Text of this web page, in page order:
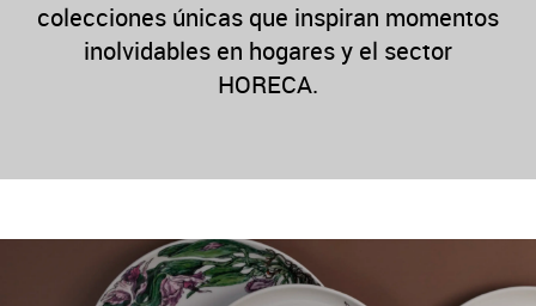
colecciones únicas que inspiran momentos
inolvidables en hogares y el sector
HORECA.